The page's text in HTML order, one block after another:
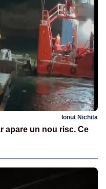
Ionuț Nichita
apare un nou risc. Ce